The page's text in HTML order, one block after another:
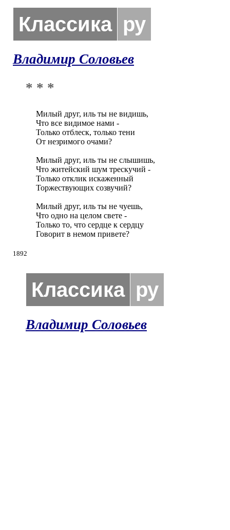
Классика ру
Владимир Соловьев
* * *
Милый друг, иль ты не видишь,
Что все видимое нами -
Только отблеск, только тени
От незримого очами?
Милый друг, иль ты не слышишь,
Что житейский шум трескучий -
Только отклик искаженный
Торжествующих созвучий?
Милый друг, иль ты не чуешь,
Что одно на целом свете -
Только то, что сердце к сердцу
Говорит в немом привете?
1892
Классика ру
Владимир Соловьев